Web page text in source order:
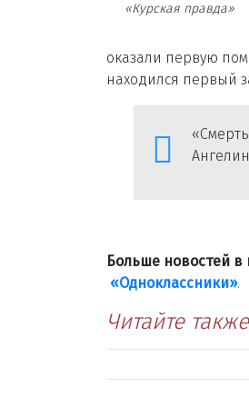
«Курская правда»
оказали первую
находился первый
Больше новостей
«Одноклассники».
Читайте также